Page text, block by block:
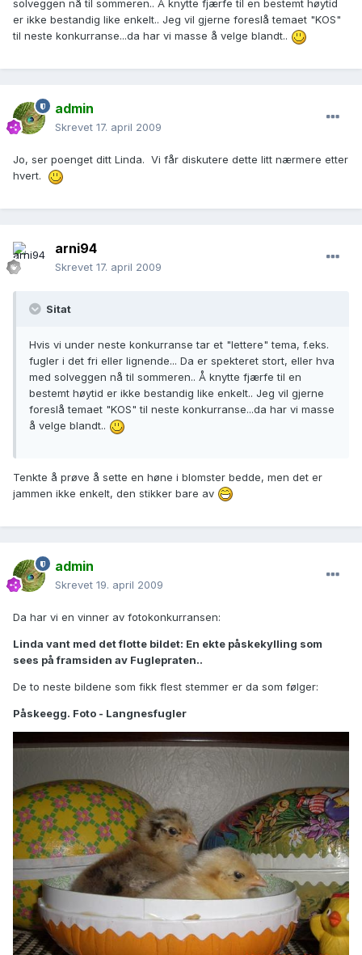
solveggen nå til sommeren.. Å knytte fjærfe til en bestemt høytid
er ikke bestandig like enkelt.. Jeg vil gjerne foreslå temaet "KOS"
til neste konkurranse...da har vi masse å velge blandt..
admin
Skrevet 17. april 2009
Jo, ser poenget ditt Linda. Vi får diskutere dette litt nærmere etter
hvert.
arni94
Skrevet 17. april 2009
Sitat
Hvis vi under neste konkurranse tar et "lettere" tema, f.eks.
fugler i det fri eller lignende... Da er spekteret stort, eller hva
med solveggen nå til sommeren.. Å knytte fjærfe til en
bestemt høytid er ikke bestandig like enkelt.. Jeg vil gjerne
foreslå temaet "KOS" til neste konkurranse...da har vi masse
å velge blandt..
Tenkte å prøve å sette en høne i blomster bedde, men det er
jammen ikke enkelt, den stikker bare av
admin
Skrevet 19. april 2009
Da har vi en vinner av fotokonkurransen:
Linda vant med det flotte bildet: En ekte påskekylling som
sees på framsiden av Fuglepraten..
De to neste bildene som fikk flest stemmer er da som følger:
Påskeegg. Foto - Langnesfugler